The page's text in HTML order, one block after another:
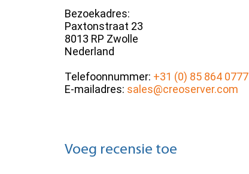
Bezoekadres:
Paxtonstraat 23
8013 RP Zwolle
Nederland
Telefoonnummer: +31 (0) 85 864 0777
E-mailadres: sales@creoserver.com
Voeg recensie toe